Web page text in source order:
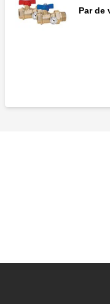
Par de